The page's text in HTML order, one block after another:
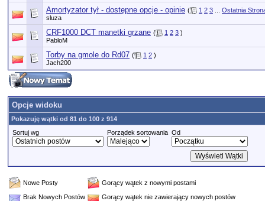
Amortyzator tył - dostępne opcje - opinie ( 1 2 3
Ostatnia
sluza
CRF1000 DCT manetki grzane ( 1 2 3 )
PabloM
Torby na gmole do Rd07 ( 1 2 )
Jach200
Opcje widoku
Pokazuję wątki od 81 do 100 z 914
Sortuj wg
Porządek sortowania Od
Nowe Posty
Gorący wątek z nowymi postami
Brak Nowych Postów
Gorący wątek nie zawierający nowych postów